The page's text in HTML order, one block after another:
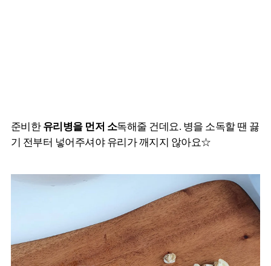
준비한 유리병을 먼저 소독해줄 건데요. 병을 소독할 땐 끓
기 전부터 넣어주셔야 유리가 깨지지 않아요☆